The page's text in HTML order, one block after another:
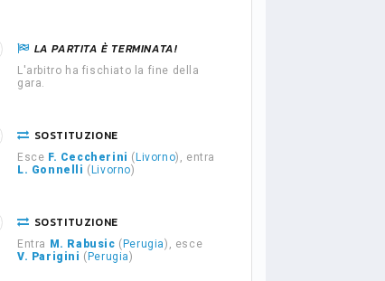
LA PARTITA È TERMINATA!
L'arbitro ha fischiato la fine della
gara.
SOSTITUZIONE
Esce F. Ceccherini ( Livorno), entra
L. Gonnelli ( Livorno)
SOSTITUZIONE
Entra M. Rabusic ( Perugia), esce
V. Parigini ( Perugia)